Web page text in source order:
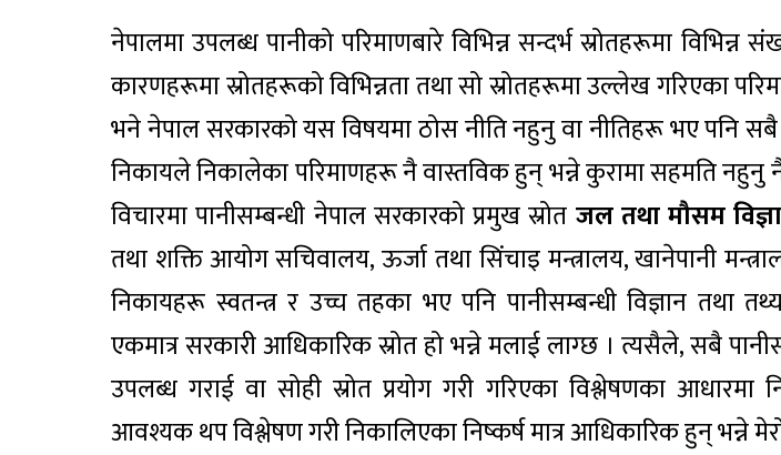
नेपालमा उपलब्ध पानीको परिमाणबारे विभिन्न सन्दर्भ स्रोतहरूमा विभिन्न
कारणहरूमा स्रोतहरूको विभिन्नता तथा सो स्रोतहरूमा उल्लेख गरिएका
भने नेपाल सरकारको यस विषयमा ठोस नीति नहुनु वा नीतिहरू भए पनि सबै
निकायले निकालेका परिमाणहरू नै वास्तविक हुन् भन्ने कुरामा सहमति नहुनु
विचारमा पानीसम्बन्धी नेपाल सरकारको प्रमुख स्रोत जल तथा मौसम
तथा शक्ति आयोग सचिवालय, ऊर्जा तथा सिंचाइ मन्त्रालय, खानेपानी
निकायहरू स्वतन्त्र र उच्च तहका भए पनि पानीसम्बन्धी विज्ञान तथा
एकमात्र सरकारी आधिकारिक स्रोत हो भन्ने मलाई लाग्छ । त्यसैले, सबै
उपलब्ध गराई वा सोही स्रोत प्रयोग गरी गरिएका विश्लेषणका आधारमा
आवश्यक थप विश्लेषण गरी निकालिएका निष्कर्ष मात्र आधिकारिक हुन् भन्ने